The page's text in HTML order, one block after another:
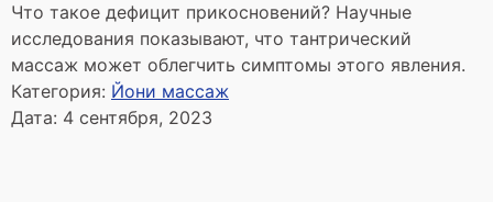
Что такое дефицит прикосновений? Научные
исследования показывают, что тантрический
массаж может облегчить симптомы этого явления.
Категория: Йони массаж
Дата: 4 сентября, 2023